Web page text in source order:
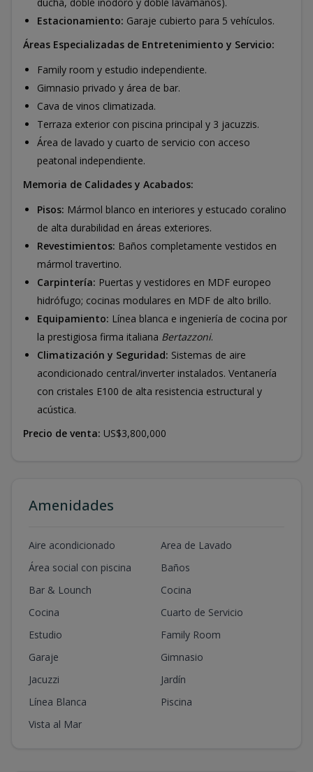
Estacionamiento: Garaje cubierto para 5 vehículos.
Áreas Especializadas de Entretenimiento y Servicio:
Family room y estudio independiente.
Gimnasio privado y área de bar.
Cava de vinos climatizada.
Terraza exterior con piscina principal y 3 jacuzzis.
Área de lavado y cuarto de servicio con acceso
peatonal independiente.
Memoria de Calidades y Acabados:
Pisos: Mármol blanco en interiores y estucado coralino
de alta durabilidad en áreas exteriores.
Revestimientos: Baños completamente vestidos en
mármol travertino.
Carpintería: Puertas y vestidores en MDF europeo
hidrófugo; cocinas modulares en MDF de alto brillo.
Equipamiento: Línea blanca e ingeniería de cocina por
la prestigiosa firma italiana Bertazzoni.
Climatización y Seguridad: Sistemas de aire
acondicionado central/inverter instalados. Ventanería
con cristales E100 de alta resistencia estructural y
acústica.
Precio de venta: US$3,800,000
Amenidades
Aire acondicionado
Area de Lavado
Área social con piscina
Baños
Bar & Lounch
Cocina
Cocina
Cuarto de Servicio
Estudio
Family Room
Garaje
Gimnasio
Jacuzzi
Jardín
Línea Blanca
Piscina
Vista al Mar